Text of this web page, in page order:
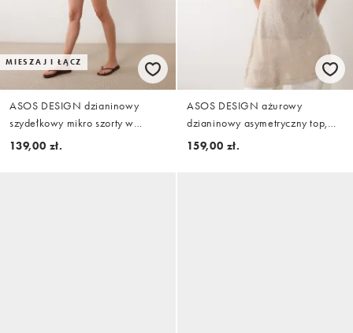
MIESZAJ I ŁĄCZ
ASOS DESIGN dzianinowy
szydełkowy mikro szorty w
brązowy pasek
139,00 zł.
ASOS DESIGN ażurowy
dzianinowy asymetryczny top,
część zestawu w kolorze mocha
159,00 zł.